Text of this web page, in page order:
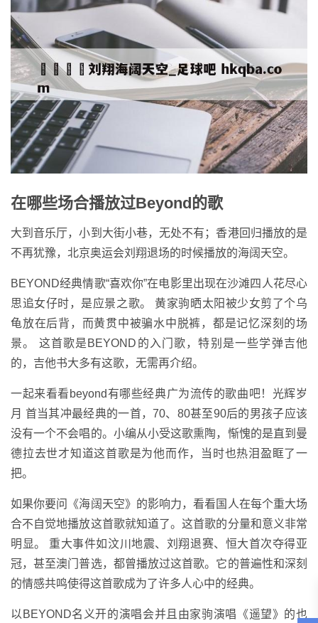
在哪些场合播放过Beyond的歌
大到音乐厅，小到大街小巷，无处不有；香港回归播放的是
不再犹豫，北京奥运会刘翔退场的时候播放的海阔天空。
BEYOND经典情歌“喜欢你”在电影里出现在沙滩四人花尽心
思追女仔时，是应景之歌。 黄家驹晒太阳被少女剪了个乌
龟放在后背，而黄贯中被骗水中脱裤，都是记忆深刻的场
景。 这首歌是BEYOND的入门歌，特别是一些学弹吉他
的，吉他书大多有这歌，无需再介绍。
一起来看看beyond有哪些经典广为流传的歌曲吧！光辉岁
月 首当其冲最经典的一首，70、80甚至90后的男孩子应该
没有一个不会唱的。小编从小受这歌熏陶，惭愧的是直到曼
德拉去世才知道这首歌是为他而作，当时也热泪盈眶了一
把。
如果你要问《海阔天空》的影响力，看看国人在每个重大场
合不自觉地播放这首歌就知道了。这首歌的分量和意义非常
明显。 重大事件如汶川地震、刘翔退赛、恒大首次夺得亚
冠，甚至澳门普选，都曾播放过这首歌。它的普遍性和深刻
的情感共鸣使得这首歌成为了许多人心中的经典。
以BEYOND名义开的演唱会并且由家驹演唱《遥望》的也